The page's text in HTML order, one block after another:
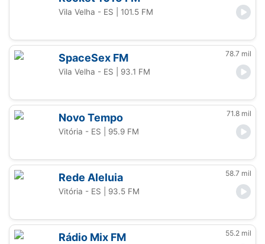
Vila Velha - ES | 101.5 FM
SpaceSex FM 78.7 mil
Vila Velha - ES | 93.1 FM
Novo Tempo 71.8 mil
Vitória - ES | 95.9 FM
Rede Aleluia 58.7 mil
Vitória - ES | 93.5 FM
Rádio Mix FM 55.2 mil